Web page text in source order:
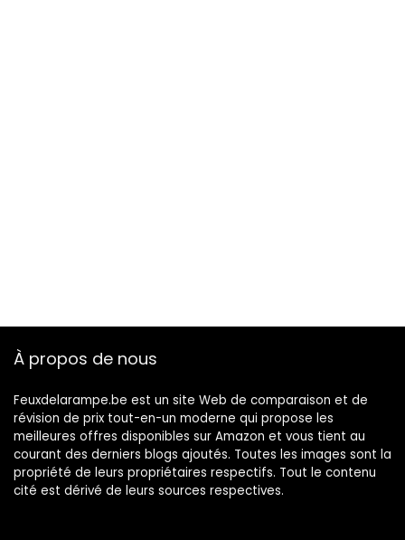
À propos de nous
Feuxdelarampe.be est un site Web de comparaison et de
révision de prix tout-en-un moderne qui propose les
meilleures offres disponibles sur Amazon et vous tient au
courant des derniers blogs ajoutés. Toutes les images sont la
propriété de leurs propriétaires respectifs. Tout le contenu
cité est dérivé de leurs sources respectives.